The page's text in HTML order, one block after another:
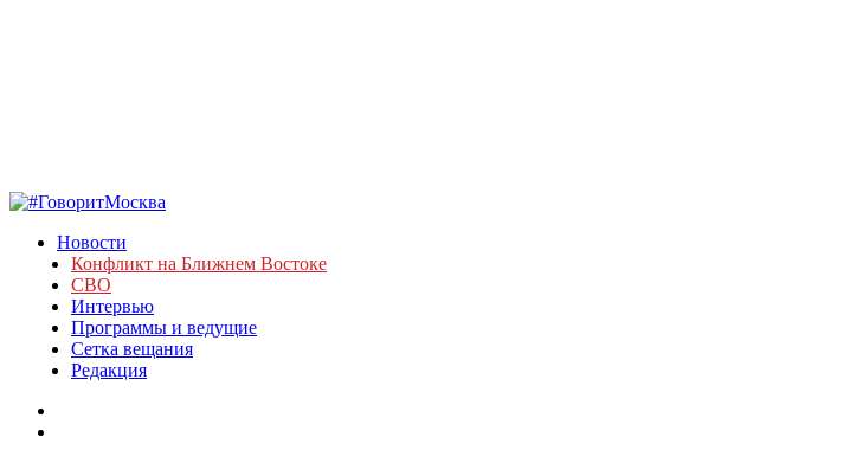
Новости
Конфликт на Ближнем Востоке
СВО
Интервью
Программы и ведущие
Сетка вещания
Редакция